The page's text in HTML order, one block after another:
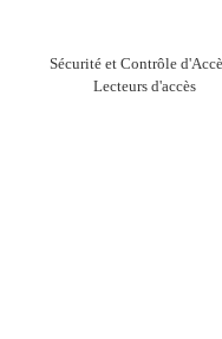
Sécurité et Contrôle
Lecteurs d'accès